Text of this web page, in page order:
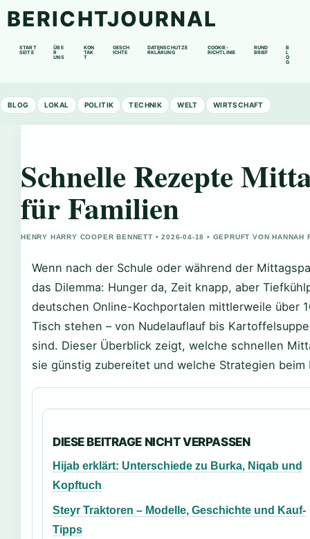
BERICHTJOURNAL
START
SEITE
ÜBE
R
UNS
KON
TAK
T
GESCH
ICHTE
DATENSCHUTZE
RKLÄRUNG
COOKIE-
RICHTLINIE
RUND
BRIEF
B
L
O
G
BLOG LOKAL POLITIK TECHNIK WELT WIRTSCHAFT
Schnelle Rezepte
für Familien
HENRY HARRY COOPER BENNETT • 2026-04-18 • GEPRUFT VON HANNAH
Wenn nach der Schule oder während der
das Dilemma: Hunger da, Zeit knapp, aber
deutschen Online-Kochportalen mittlerweile über
Tisch stehen – von Nudelauflauf bis
sind. Dieser Überblick zeigt, welche schnellen
sie günstig zubereitet und welche Strategien
DIESE BEITRAGE NICHT VERPASSEN
Hijab erklärt: Unterschiede zu Burka, Niqab und
Kopftuch
Steyr Traktoren – Modelle, Geschichte und Kauf-
Tipps